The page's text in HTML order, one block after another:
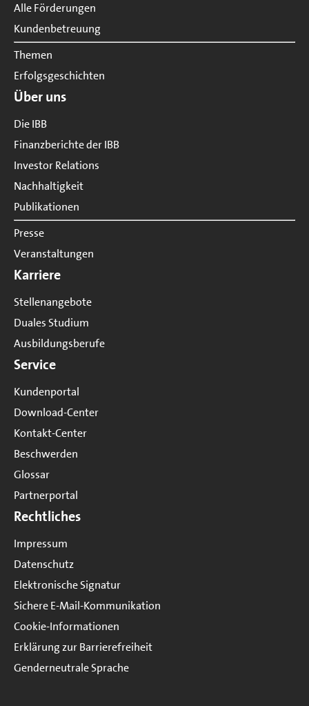
Alle Förderungen
Kundenbetreuung
Themen
Erfolgsgeschichten
Über uns
Die IBB
Finanzberichte der IBB
Investor Relations
Nachhaltigkeit
Publikationen
Presse
Veranstaltungen
Karriere
Stellenangebote
Duales Studium
Ausbildungsberufe
Service
Kundenportal
Download-Center
Kontakt-Center
Beschwerden
Glossar
Partnerportal
Rechtliches
Impressum
Datenschutz
Elektronische Signatur
Sichere E-Mail-Kommunikation
Cookie-Informationen
Erklärung zur Barrierefreiheit
Genderneutrale Sprache